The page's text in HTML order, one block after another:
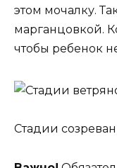
этом мочалку.
марганцовкой.
чтобы ребенок
Стадии